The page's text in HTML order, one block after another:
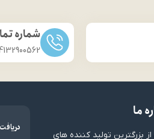
شماره
ما
بزرگترین تولید کننده های